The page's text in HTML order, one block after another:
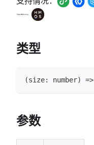
类型
(size: number) =>
参数